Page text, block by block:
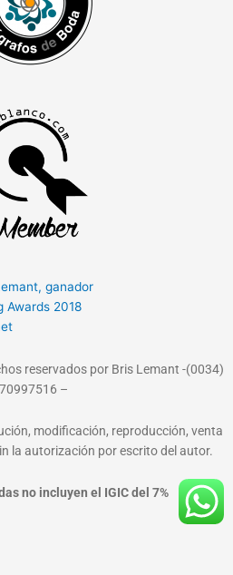
reservados por Bris Lemant -(0034)
–
modificación, reproducción, venta
la autorización por escrito del autor.
no incluyen el IGIC del 7%